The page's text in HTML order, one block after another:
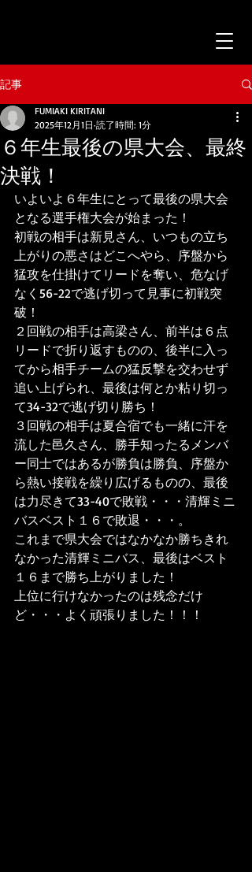
記事
６年生最後の県大会、最終
決戦！
FUMIAKI KIRITANI
2025年12月1日 読了時間: 1分
いよいよ６年生にとって最後の県大会
となる選手権大会が始まった！
初戦の相手は新見さん、いつもの立ち
上がりの悪さはどこへやら、序盤から
猛攻を仕掛けてリードを奪い、危なげ
なく56-22で逃げ切って見事に初戦突
破！
２回戦の相手は高梁さん、前半は６点
リードで折り返すものの、後半に入っ
てから相手チームの猛反撃を交わせず
追い上げられ、最後は何とか粘り切っ
て34-32で逃げ切り勝ち！
３回戦の相手は夏合宿でも一緒に汗を
流した邑久さん、勝手知ったるメンバ
ー同士ではあるが勝負は勝負、序盤か
ら熱い接戦を繰り広げるものの、最後
は力尽きて33-40で敗戦・・・清輝ミニ
バスベスト１６で敗退・・・。
これまで県大会ではなかなか勝ちきれ
なかった清輝ミニバス、最後はベスト
１６まで勝ち上がりました！
上位に行けなかったのは残念だけ
ど・・・よく頑張りました！！！